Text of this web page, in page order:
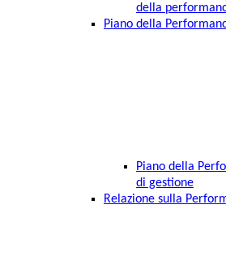
della
Piano della
Piano della
di gestione
Relazione sulla